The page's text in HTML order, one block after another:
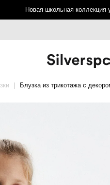
Новая школьная коллекция
Блузка из трикотажа с